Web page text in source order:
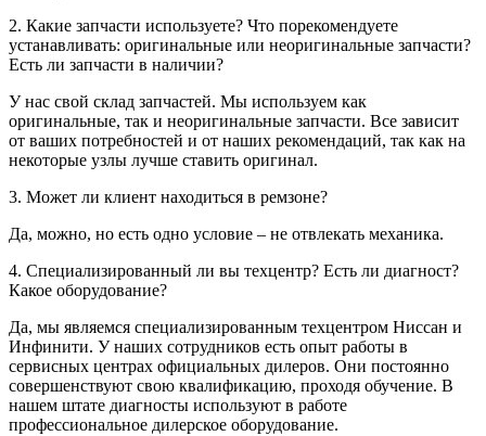
2. Какие запчасти используете? Что порекомендуете
устанавливать: оригинальные или неоригинальные запчасти?
Есть ли запчасти в наличии?
У нас свой склад запчастей. Мы используем как
оригинальные, так и неоригинальные запчасти. Все зависит
от ваших потребностей и от наших рекомендаций, так как на
некоторые узлы лучше ставить оригинал.
3. Может ли клиент находиться в ремзоне?
Да, можно, но есть одно условие – не отвлекать механика.
4. Специализированный ли вы техцентр? Есть ли диагност?
Какое оборудование?
Да, мы являемся специализированным техцентром Ниссан и
Инфинити. У наших сотрудников есть опыт работы в
сервисных центрах официальных дилеров. Они постоянно
совершенствуют свою квалификацию, проходя обучение. В
нашем штате диагносты используют в работе
профессиональное дилерское оборудование.